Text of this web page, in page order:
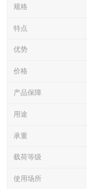
规格
特点
优势
价格
产品保障
用途
承重
载荷等级
使用场所